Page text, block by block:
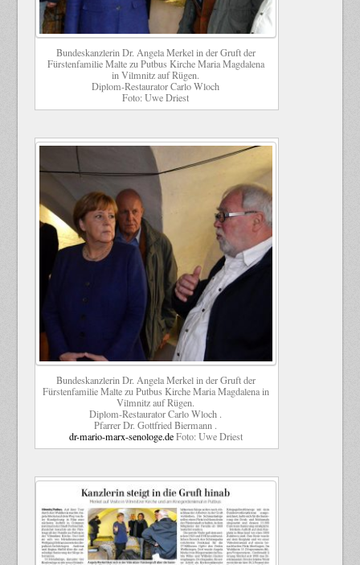
Bundeskanzlerin Dr. Angela Merkel in der Gruft der
Fürstenfamilie Malte zu Putbus Kirche Maria Magdalena
in Vilmnitz auf Rügen.
Diplom-Restaurator Carlo Wloch
Foto: Uwe Driest
Bundeskanzlerin Dr. Angela Merkel in der Gruft der
Fürstenfamilie Malte zu Putbus Kirche Maria Magdalena in
Vilmnitz auf Rügen.
Diplom-Restaurator Carlo Wloch .
Pfarrer Dr. Gottfried Biermann .
dr-mario-marx-senologe.deFoto: Uwe Driest